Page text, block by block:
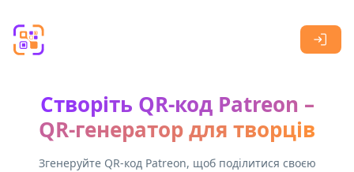
Створіть QR-код Patreon –
QR-генератор для творців
Згенеруйте QR-код Patreon, щоб поділитися своєю